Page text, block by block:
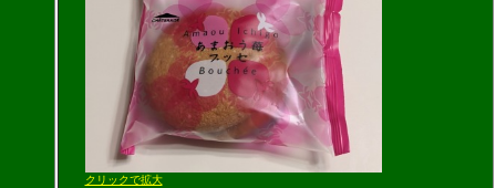
クリックで拡大